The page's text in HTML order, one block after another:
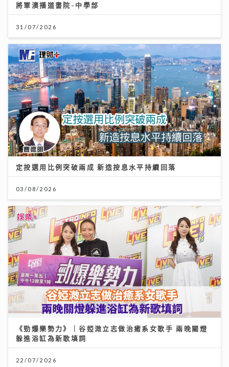
將軍澳播道書院-中學部
31/07/2026
定按選用比例突破兩成 新造按息水平持續回落
03/08/2026
《勁爆樂勢力》｜谷婭溦立志做治癒系女歌手 兩晚關燈
躲進浴缸為新歌填詞
22/07/2026